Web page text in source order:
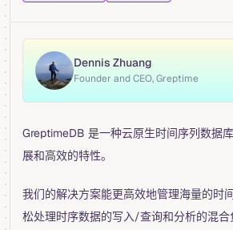
Dennis Zhuang
Founder and CEO, Greptime
GreptimeDB 是一种云原生时间序列数据
展和高效的特性。
我们的解决方案能更高效地管理海量的时
松处理时序数据的写入/查询和分析的混